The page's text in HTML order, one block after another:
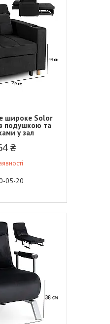
широке Solor
подушкою та
у зал
₴
05-20